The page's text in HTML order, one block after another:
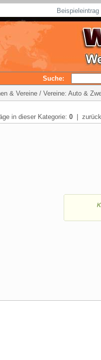
Suche:
& Vereine / Vereine: Auto &
in dieser Kategorie: 0 |